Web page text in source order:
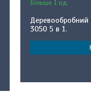
Більше 1 од.
Деревообробний
3050 5 в 1.